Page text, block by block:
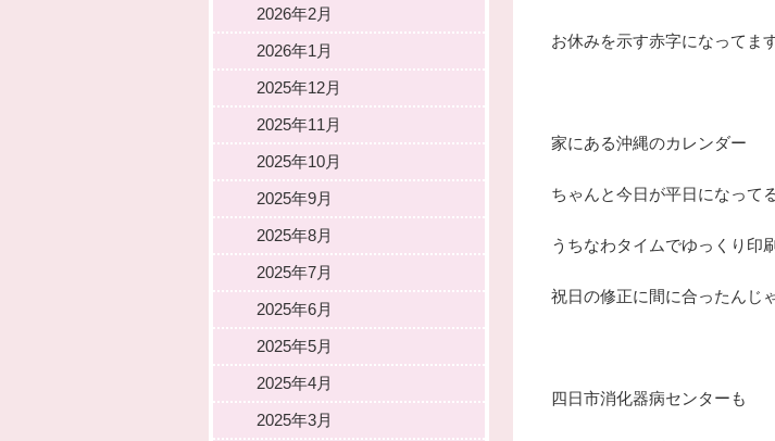
お休みを示す赤字になってます
家にある沖縄のカレンダー
ちゃんと今日が平日になって
うちなわタイムでゆっくり印
祝日の修正に間に合ったんじ
四日市消化器病センターも
2026年2月
2026年1月
2025年12月
2025年11月
2025年10月
2025年9月
2025年8月
2025年7月
2025年6月
2025年5月
2025年4月
2025年3月